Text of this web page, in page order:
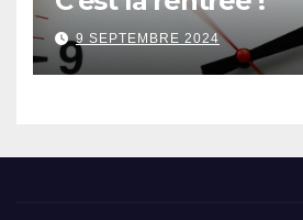
9 SEPTEMBRE 2024